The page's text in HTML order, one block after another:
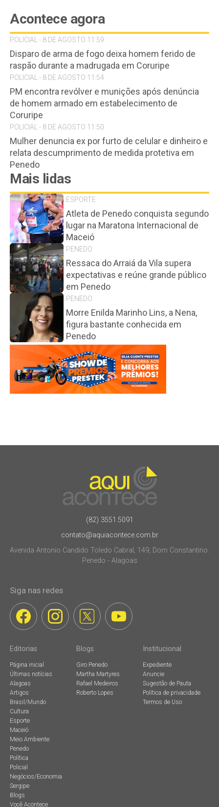
Acontece agora
POLICIAL - 8 DE AGOSTO 11:59
Disparo de arma de fogo deixa homem ferido de
raspão durante a madrugada em Coruripe
POLICIAL - 8 DE AGOSTO 11:54
PM encontra revólver e munições após denúncia
de homem armado em estabelecimento de
Coruripe
POLICIAL - 8 DE AGOSTO 11:50
Mulher denuncia ex por furto de celular e dinheiro e
relata descumprimento de medida protetiva em
Penedo
Mais lidas
ESPORTE
Atleta de Penedo conquista segundo
lugar na Maratona Internacional de
Maceió
PENEDO
Ressaca do Arraiá da Vila supera
expectativas e reúne grande público
em Penedo
PENEDO
Morre Enilda Marinho Lins, a Nena,
figura bastante conhecida em
Penedo
(82) 3551.5091
contato@aquiacontece.com.br
Avenida Antonio Candido Toledo Cabral, 149, Dom Constantino.
Penedo - Alagoas
Siga nas redes
Editorias
Página inicial
Últimas notícias
Alagoas
Artigos
Brasil/Mundo
Cultura
Esporte
Maceió
Meio Ambiente
Penedo
Política
Policial
Negócios/Economia
Sergipe
Blogs
Você Acontece
Blogs
Giro Penedo
Martha Martyres
Rafael Medeiros
Roberto Lopes
Institucional
Expediente
Anuncie
Sugestão de Pauta
Política de privacidade
Termos de Uso